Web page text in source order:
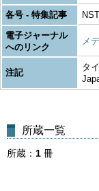
各号 - 特集記事
電子ジャーナル
へのリンク
メ
注記
タ
所蔵一覧
所蔵 1 冊